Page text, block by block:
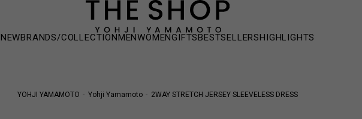
NEWBRANDS/COLLECTIONMENWOMENGIFTSBESTSELLERSHIGHLIGHTS
YOHJI YAMAMOTO Yohji Yamamoto 2WAY STRETCH JERSEY SLEEVELESS DRESS